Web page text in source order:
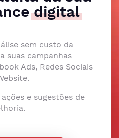
digital
sem custo da
suas campanhas
Ads, Redes Sociais
e sugestões de